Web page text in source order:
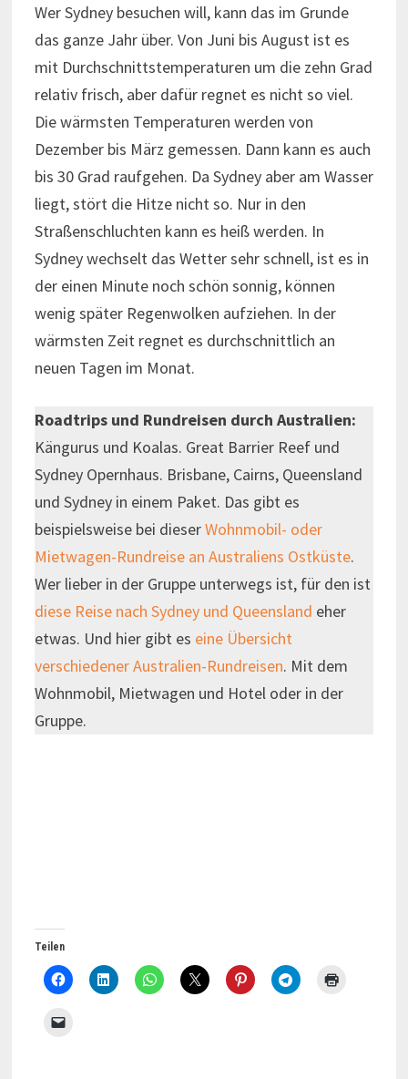
Wer Sydney besuchen will, kann das im Grunde
das ganze Jahr über. Von Juni bis August ist es
mit Durchschnittstemperaturen um die zehn Grad
relativ frisch, aber dafür regnet es nicht so viel.
Die wärmsten Temperaturen werden von
Dezember bis März gemessen. Dann kann es auch
bis 30 Grad raufgehen. Da Sydney aber am Wasser
liegt, stört die Hitze nicht so. Nur in den
Straßenschluchten kann es heiß werden. In
Sydney wechselt das Wetter sehr schnell, ist es in
der einen Minute noch schön sonnig, können
wenig später Regenwolken aufziehen. In der
wärmsten Zeit regnet es durchschnittlich an
neuen Tagen im Monat.
Roadtrips und Rundreisen durch Australien:
Kängurus und Koalas. Great Barrier Reef und
Sydney Opernhaus. Brisbane, Cairns, Queensland
und Sydney in einem Paket. Das gibt es
beispielsweise bei dieserWohnmobil- oder
Mietwagen-Rundreise an Australiens Ostküste.
Wer lieber in der Gruppe unterwegs ist, für den ist
diese Reise nach Sydney und Queensland eher
etwas. Und hier gibt es eine Übersicht
verschiedener Australien-Rundreisen. Mit dem
Wohnmobil, Mietwagen und Hotel oder in der
Gruppe.
Teilen